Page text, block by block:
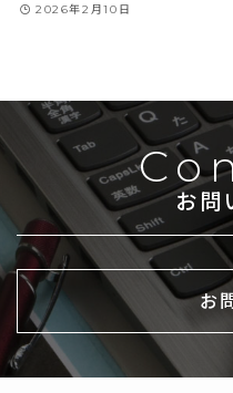
2026年2月10日
お問
お